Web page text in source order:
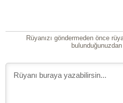
Rüyanızı göndermeden önce